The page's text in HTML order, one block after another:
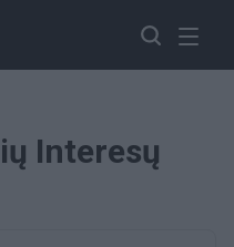
Interesų